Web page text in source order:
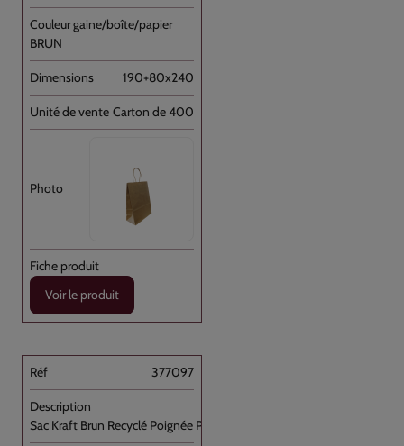
BRUN
190+80x240
Carton de 400
Voir le produit
377097
Sac Kraft Brun Recyclé Poignée Plate [...]